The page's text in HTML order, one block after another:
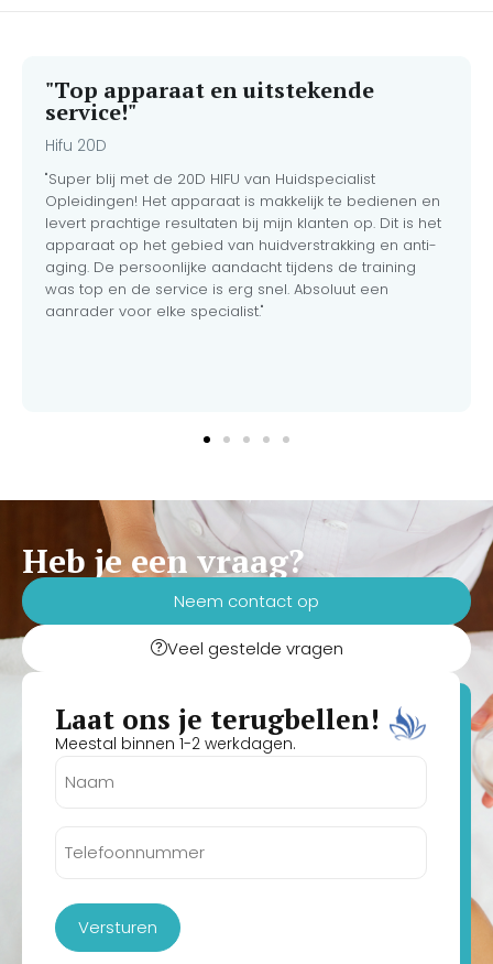
hygiëneproducten om direct
"Top apparaat en uitstekende
service!"
Hifu 20D
"Super blij met de 20D HIFU van Huidspecialist
Opleidingen! Het apparaat is makkelijk te bedienen en
levert prachtige resultaten bij mijn klanten op. Dit is het
apparaat op het gebied van huidverstrakking en anti-
aging. De persoonlijke aandacht tijdens de training
was top en de service is erg snel. Absoluut een
aanrader voor elke specialist."
Heb je een vraag?
Neem contact op
Veel gestelde vragen
Laat ons je terugbellen!
Meestal binnen 1-2 werkdagen.
Versturen